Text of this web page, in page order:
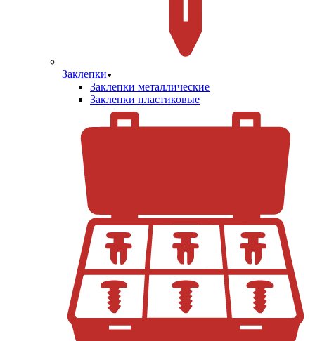
Заклепки
Заклепки металлические
Заклепки пластиковые